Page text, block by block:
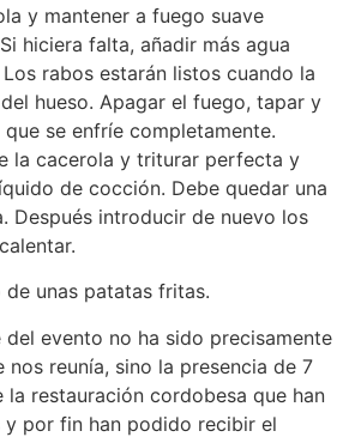
y mantener a fuego suave
hiciera falta, añadir más agua
rabos estarán listos cuando la
hueso. Apagar el fuego, tapar y
se enfríe completamente.
la cacerola y triturar perfecta y
de cocción. Debe quedar una
Después introducir de nuevo los
unas patatas fritas.
evento no ha sido precisamente
reunía, sino la presencia de 7
la restauración cordobesa que han
y por fin han podido recibir el